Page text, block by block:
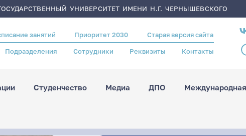
УНИВЕРСИТЕТ ИМЕНИ Н.Г. ЧЕРНЫШЕВСКОГО
занятий Приоритет 2030 Старая версия сайта
Подразделения Сотрудники Реквизиты Контакты
Студенчество Медиа ДПО Международная